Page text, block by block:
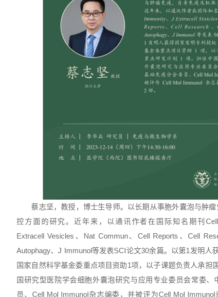
蔡志坚，教授，博士生导师。以长期从事胞外囊泡与肿瘤
控方面的研究。近年来，以通讯作者在国际知名期刊
Extracell Vesicles、Nat Commun、Cell Reports、Cell
Autophagy、J Immunol等发表SCI论文30余篇。以第1发明人
国家自然科学基金委重点项目资助1项，以子课题负责人承担
国研究型医院学会细胞外囊泡研究与应用专业委员会常委、
员、Cell Mol Immunol杂志编委，并被评为Cell Mol